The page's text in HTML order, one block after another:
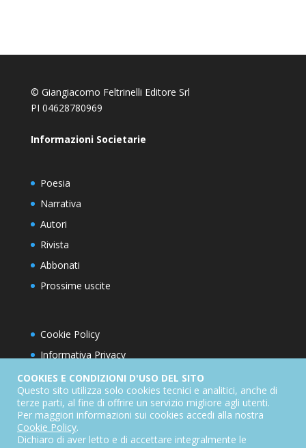
© Giangiacomo Feltrinelli Editore Srl
PI 04628780969
Informazioni Societarie
Poesia
Narrativa
Autori
Rivista
Abbonati
Prossime uscite
Cookie Policy
Informativa Privacy
Condizioni d’utilizzo del sito
Condizioni generali di abbonamento
Informativa sul diritto di recesso
Dichiarazione di accessibilità
COOKIES E CONDIZIONI D'USO DEL SITO
Questo sito utilizza solo cookies tecnici e analitici, anche di
terze parti, al fine di offrire un servizio migliore agli utenti.
Per maggiori informazioni sui cookies accedi alla nostra
Cookie Policy.
Dichiaro di aver letto e di accettare integralmente le